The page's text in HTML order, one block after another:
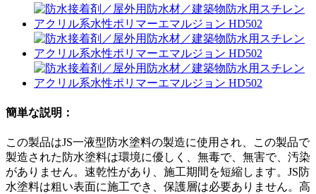
簡単な説明：
この製品はJS一液型防水塗料の製造に使用され、この製品で
製造された防水塗料は環境に優しく、無毒で、無害で、汚染
がありません。速乾性があり、施工期間を短縮します。JS防
水塗料は粗い表面に施工でき、保護層は必要ありません。高